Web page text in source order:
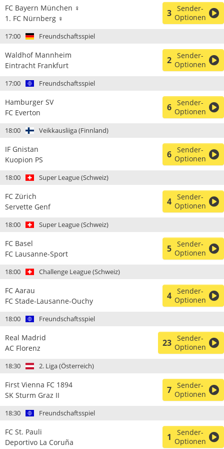
FC Bayern München ♀
1. FC Nürnberg ♀
3 Sender-
Optionen
17:00 Freundschaftsspiel
Waldhof Mannheim
Eintracht Frankfurt
2 Sender-
Optionen
17:00 Freundschaftsspiel
Hamburger SV
FC Everton
6 Sender-
Optionen
18:00 Veikkausliiga (Finnland)
IF Gnistan
Kuopion PS
6 Sender-
Optionen
18:00 Super League (Schweiz)
FC Zürich
Servette Genf
4 Sender-
Optionen
18:00 Super League (Schweiz)
FC Basel
FC Lausanne-Sport
5 Sender-
Optionen
18:00 Challenge League (Schweiz)
FC Aarau
FC Stade-Lausanne-Ouchy
4 Sender-
Optionen
18:00 Freundschaftsspiel
Real Madrid
AC Florenz
23 Sender-
Optionen
18:30 2. Liga (Österreich)
First Vienna FC 1894
SK Sturm Graz II
7 Sender-
Optionen
18:30 Freundschaftsspiel
FC St. Pauli
Deportivo La Coruña
1
Sender-
Optionen